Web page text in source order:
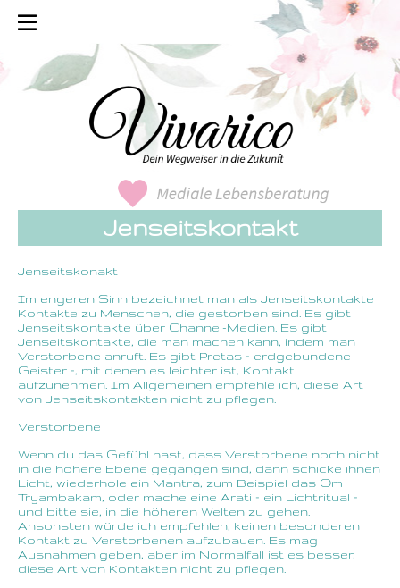
Jenseitskontakt
Jenseitskonakt
Im engeren Sinn bezeichnet man als Jenseitskontakte
Kontakte zu Menschen, die gestorben sind. Es gibt
Jenseitskontakte über Channel-Medien. Es gibt
Jenseitskontakte, die man machen kann, indem man
Verstorbene anruft. Es gibt Pretas – erdgebundene
Geister –, mit denen es leichter ist, Kontakt
aufzunehmen. Im Allgemeinen empfehle ich, diese Art
von Jenseitskontakten nicht zu pflegen.
Verstorbene
Wenn du das Gefühl hast, dass Verstorbene noch nicht
in die höhere Ebene gegangen sind, dann schicke ihnen
Licht, wiederhole ein Mantra, zum Beispiel das Om
Tryambakam, oder mache eine Arati – ein Lichtritual –
und bitte sie, in die höheren Welten zu gehen.
Ansonsten würde ich empfehlen, keinen besonderen
Kontakt zu Verstorbenen aufzubauen. Es mag
Ausnahmen geben, aber im Normalfall ist es besser,
diese Art von Kontakten nicht zu pflegen.